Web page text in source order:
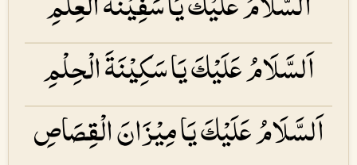
اَلسَّلَامُ عَلَیْكَ یَا سَكِیْنَۃَ الْحِلْمِ
اَلسَّلَامُ عَلَیْكَ یَا مِیْزَانَ الْقِصَاصِ